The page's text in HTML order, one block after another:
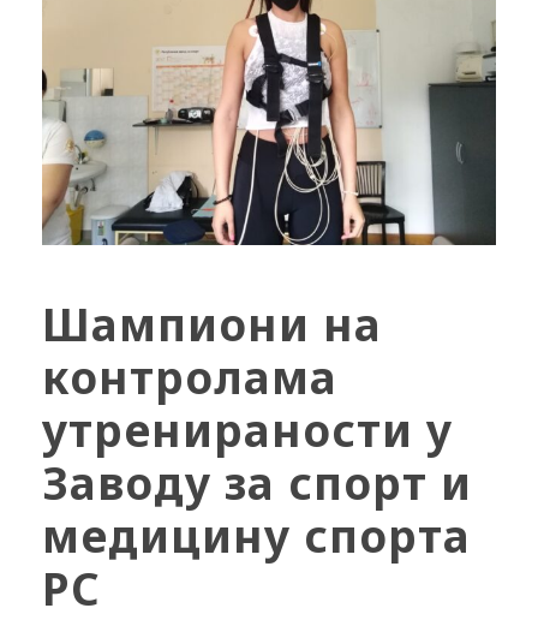
Шампиони на
контролама
утренираности у
Заводу за спорт и
медицину спорта
РС